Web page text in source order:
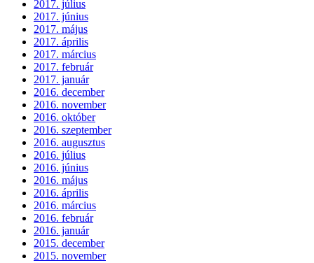
2017. július
2017. június
2017. május
2017. április
2017. március
2017. február
2017. január
2016. december
2016. november
2016. október
2016. szeptember
2016. augusztus
2016. július
2016. június
2016. május
2016. április
2016. március
2016. február
2016. január
2015. december
2015. november